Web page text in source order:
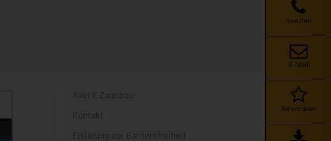
Anrufen
E-Mail
Referenzen